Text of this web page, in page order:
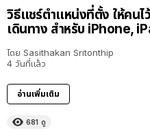
วิธีแชร์ตำแหน่งที่ตั้ง ให้คนไ
เดินทาง สำหรับ iPhone,
โดย Sasithakan Sritonthip
4 วันที่แล้ว
อ่านเพิ่มเติม
681 ดู